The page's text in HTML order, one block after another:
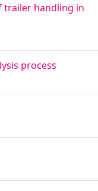
trailer handling in
process